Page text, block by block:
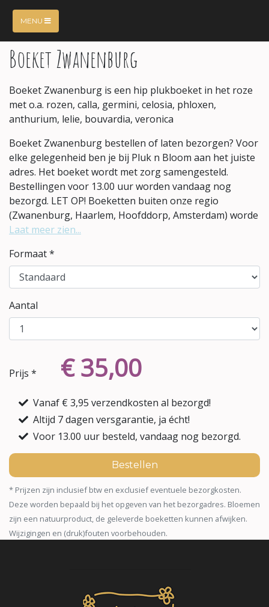
MENU
Boeket Zwanenburg
Boeket Zwanenburg is een hip plukboeket in het roze
met o.a. rozen, calla, germini, celosia, phloxen,
anthurium, lelie, bouvardia, veronica
Boeket Zwanenburg bestellen of laten bezorgen? Voor
elke gelegenheid ben je bij Pluk n Bloom aan het juiste
adres. Het boeket wordt met zorg samengesteld.
Bestellingen voor 13.00 uur worden vandaag nog
bezorgd. LET OP! Boeketten buiten onze regio
(Zwanenburg, Haarlem, Hoofddorp, Amsterdam) worde
Laat meer zien...
Formaat *
Aantal
Prijs * € 35,00
Vanaf € 3,95 verzendkosten al bezorgd!
Altijd 7 dagen versgarantie, ja écht!
Voor 13.00 uur besteld, vandaag nog bezorgd.
Bestellen
* Prijzen zijn inclusief btw en exclusief eventuele bezorgkosten.
Deze worden bepaald bij het opgeven van het bezorgadres. Bloemen
zijn een natuurproduct, de geleverde boeketten kunnen afwijken.
Wijzigingen en (druk)fouten voorbehouden.